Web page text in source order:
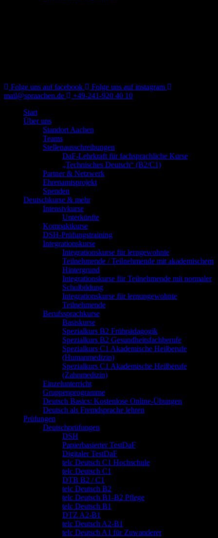
Folge uns auf facebook
Folge uns auf instagram
mail@spraachen.de
+49-241-920 40 10
Start
Über uns
Standort Aachen
Teams
Stellenausschreibungen
DaF-Lehrkraft für fachsprachliche Kurse
„Technisches Deutsch“ (B2/C1)
Partner & Netzwerk
Ehrenamtsprojekt
Spenden
Deutschkurse & mehr
Intensivkurse
Unterkünfte
Kompaktkurse
DSH-Prüfungstraining
Integrationskurse
Integrationskurse für lerngewohnte
Teilnehmende / Teilnehmende mit akademischem
Hintergrund
Integrationskurse für Teilnehmende mit normaler
Schulbildung
Integrationskurse für lernungewohnte
Teilnehmende
Berufssprachkurse
Basiskurse
Spezialkurs B2 Frühpädagogik
Spezialkurs B2 Gesundheitsfachberufe
Spezialkurs C1 Akademische Heilberufe
(Humanmedizin)
Spezialkurs C1 Akademische Heilberufe
(Zahnmedizin)
Einzelunterricht
Gruppenprogramme
Deutsch Basics: Kostenlose Online-Übungen
Deutsch als Fremdsprache lehren
Prüfungen
Deutschprüfungen
DSH
Papierbasierter TestDaF
Digitaler TestDaF
telc Deutsch C1 Hochschule
telc Deutsch C1
DTB B2 / C1
telc Deutsch B2
telc Deutsch B1-B2 Pflege
telc Deutsch B1
DTZ A2-B1
telc Deutsch A2-B1
telc Deutsch A1 für Zuwanderer